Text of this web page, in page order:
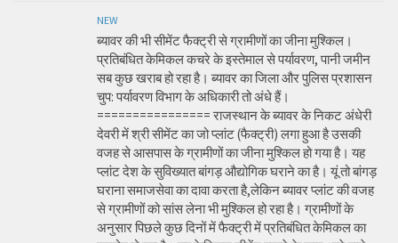
NEW
ब्यावर की भी सीमेंट फैक्ट्री से ग्रामीणों का जीना मुश्किल।
प्रतिबंधित केमिकल कचरे के इस्तेमाल से पर्यावरण, पानी जमीन
सब कुछ खराब हो रहा है। ब्यावर का जिला और पुलिस प्रशासन
चुप: पर्यावरण विभाग के अधिकारी तो अंधे हैं।
================ राजस्थान के ब्यावर के निकट अंधेरी
देवरी में श्री सीमेंट का जो प्लांट (फैक्ट्री) लगा हुआ है उसकी
वजह से आसपास के ग्रामीणों का जीना मुश्किल हो गया है। यह
प्लांट देश के सुविख्यात बांगड़ औद्योगिक घराने का है। यूं तो बांगड़
घराना समाजसेवा का दावा करता है,लेकिन ब्यावर प्लांट की वजह
से ग्रामीणों को सांस लेना भी मुश्किल हो रहा है। ग्रामीणों के
अनुसार पिछले कुछ दिनों में फैक्ट्री में प्रतिबंधित केमिकल का